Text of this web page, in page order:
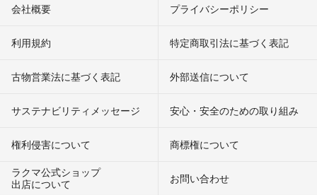
会社概要 プライバシーポリシー
利用規約 特定商取引法に基づく表記
古物営業法に基づく表記 外部送信について
サステナビリティメッセージ 安心・安全のための取り組み
権利侵害について
商標権について
ラクマ公式ショップ
出店について
お問い合わせ